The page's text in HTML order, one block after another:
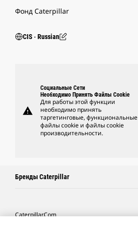
Фонд Caterpillar
CIS ‧ Russian
warning
Социальные Сети
Необходимо Принять Файлы Cookie
Для работы этой функции
необходимо принять
таргетинговые, функциональные
файлы cookie и файлы cookie
производительности.
Бренды Caterpillar
Caterpillar.com